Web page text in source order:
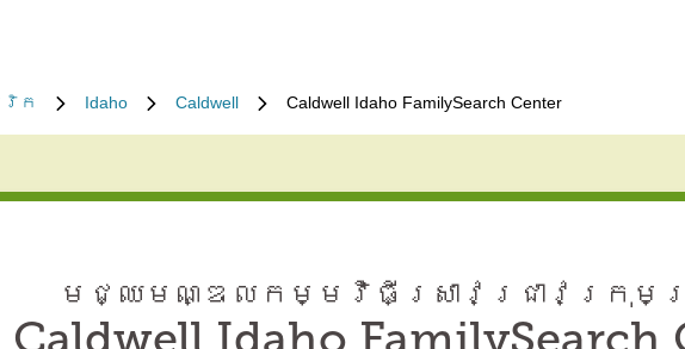
រិក Idaho Caldwell Caldwell Idaho FamilySearch Center
មជ្ឈមណ្ឌល​កម្មវិធី​ស្រាវជ្រាវ​ក្រុមគ្